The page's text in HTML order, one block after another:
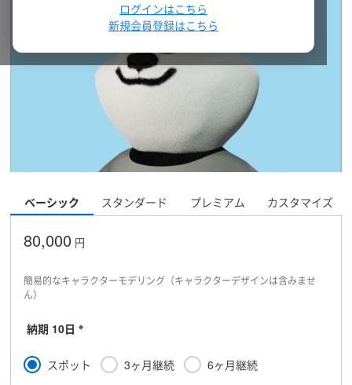
ベーシック スタンダード プレミアム カスタマイズ
80,000 円
簡易的なキャラクターモデリング（キャラクターデザインは含みませ
ん）
納期 10日 ※
スポット 3ヶ月継続 6ヶ月継続
ログインはこちら
新規会員登録はこちら